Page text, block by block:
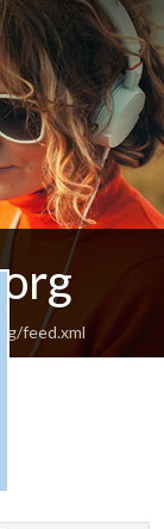
feed.xml